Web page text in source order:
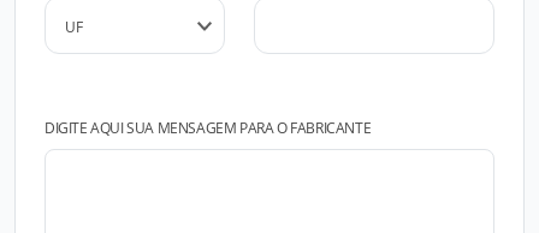
DIGITE AQUI SUA MENSAGEM PARA O FABRICANTE